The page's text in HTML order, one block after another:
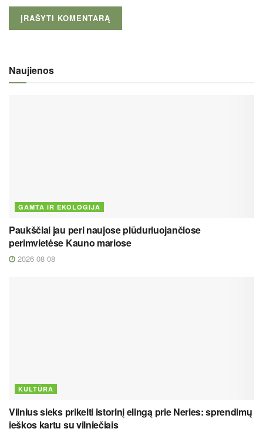
Naujienos
GAMTA IR EKOLOGIJA
Paukščiai jau peri naujose plūduriuojančiose
perimvietėse Kauno mariose
2026 08 08
KULTŪRA
Vilnius sieks prikelti istorinį elingą prie Neries: sprendimų
ieškos kartu su vilniečiais